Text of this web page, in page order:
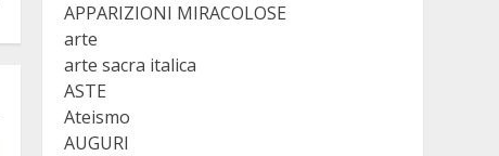
APPARIZIONI MIRACOLOSE
arte
arte sacra italica
ASTE
Ateismo
AUGURI